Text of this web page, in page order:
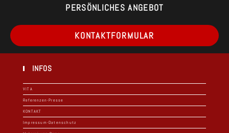
PERSÖNLICHES ANGEBOT
KONTAKTFORMULAR
in
INFOS
VITA
Referenzen-Presse
KONTAKT
Impressum-Datenschutz